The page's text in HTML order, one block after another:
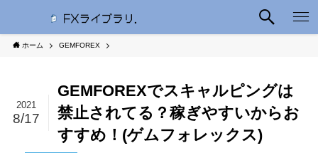
ホーム GEMFOREX
GEMFOREXでスキャルピングは
禁止されてる？稼ぎやすいからお
すすめ！(ゲムフォレックス)
2021
8/17